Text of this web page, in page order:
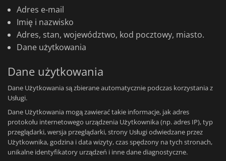
Adres e-mail
Imię i nazwisko
Adres, stan, województwo, kod pocztowy, miasto.
Dane użytkowania
Dane użytkowania
Dane Użytkowania są zbierane automatycznie podczas korzystania z
Usługi.
Dane Użytkowania mogą zawierać takie informacje, jak adres
protokołu internetowego urządzenia Użytkownika (np. adres IP), typ
przeglądarki, wersja przeglądarki, strony Usługi odwiedzane przez
Użytkownika, godzina i data wizyty, czas spędzony na tych stronach,
unikalne identyfikatory urządzeń i inne dane diagnostyczne.